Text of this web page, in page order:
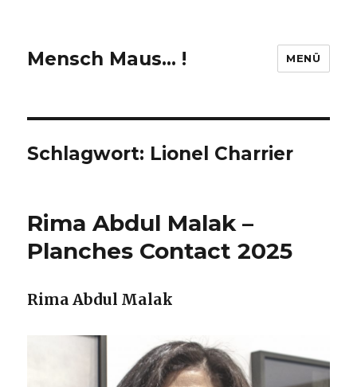
Mensch Maus… ! MENÜ
Schlagwort: Lionel Charrier
Rima Abdul Malak –
Planches Contact 2025
Rima Abdul Malak